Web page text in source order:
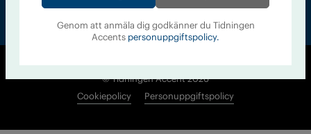
© Tidningen Accent 2026
Cookiepolicy
Personuppgiftspolicy
Genom att anmäla dig godkänner du Tidningen
Accents personuppgiftspolicy.